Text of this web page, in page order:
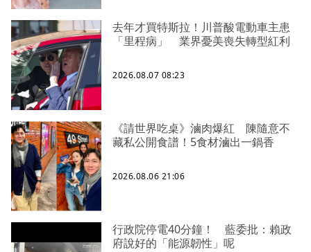
去年才買特斯拉！川普酸電動車主患
「里程病」 業界憂美喪失轉型紅利
2026.08.07 08:23
《請世界吃桌》滷肉爆紅 陳隨意不
藏私公開食譜！5食材滷出一鍋香
2026.08.06 21:06
行政院停電40分鐘！ 藍委批：賴政
府說好的「能源韌性」呢